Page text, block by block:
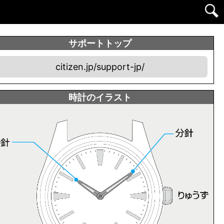
サポートトップ
citizen.jp/support-jp/
時計のイラスト